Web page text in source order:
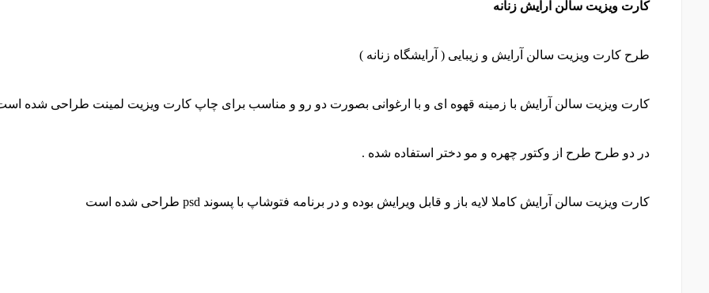
کارت ویزیت سالن آرایش زنانه
طرح کارت ویزیت سالن آرایش و زیبایی ( آرایشگاه زنانه )
کارت ویزیت سالن آرایش با زمینه قهوه ای و با ارغوانی بصورت دو رو و مناسب برای چاپ کارت ویزیت لمینت طراحی شده
در دو طرح طرح از وکتور چهره و مو دختر استفاده شده .
کارت ویزیت سالن آرایش کاملا لایه باز و قابل ویرایش بوده و در برنامه فتوشاپ با پسوند psd طراحی شده است